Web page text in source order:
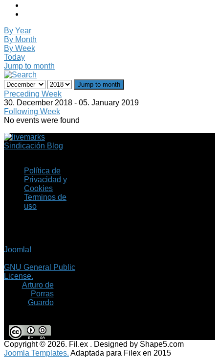
By Year
By Month
By Week
Today
Jump to month
Jump to month
Preceding Week
30. December 2018 - 05. January 2019
Following Week
No events were found
Sindicación Blog
Política de
Privacidad y
Cookies
Terminos de
uso
Joomla!
GNU General Public
License.
Arturo de
Porras
Guardo
Copyright © 2026. Fil.ex . Designed by Shape5.com
Joomla Templates. Adaptada para Filex en 2015